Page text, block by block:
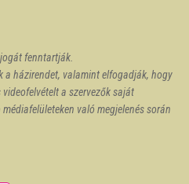
fenntartják.
a házirendet, valamint elfogadják, hogy
a szervezők saját
való megjelenés során